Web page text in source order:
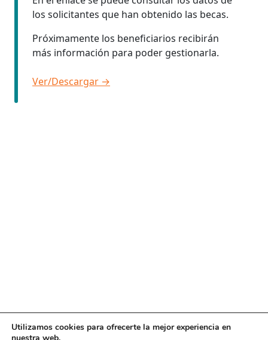
los solicitantes que han obtenido las becas.
Próximamente los beneficiarios recibirán
más información para poder gestionarla.
Ver/Descargar →
Utilizamos cookies para ofrecerte la mejor experiencia en